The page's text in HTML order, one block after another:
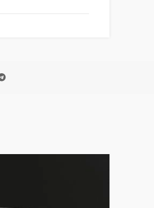
how di
gli effetti, ha